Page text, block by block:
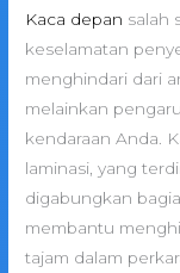
Kaca depan salah
keselamatan
menghindari dari
melainkan
kendaraan Anda.
laminasi, yang
digabungkan
membantu
tajam dalam